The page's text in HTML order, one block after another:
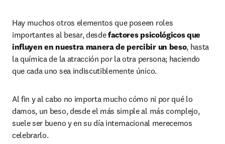
Hay muchos otros elementos que poseen roles
importantes al besar, desde factores psicológicos que
influyen en nuestra manera de percibir un beso, hasta
la química de la atracción por la otra persona; haciendo
que cada uno sea indiscutiblemente único.
Al fin y al cabo no importa mucho cómo ni por qué lo
damos, un beso, desde el más simple al más complejo,
suele ser bueno y en su día internacional merecemos
celebrarlo.